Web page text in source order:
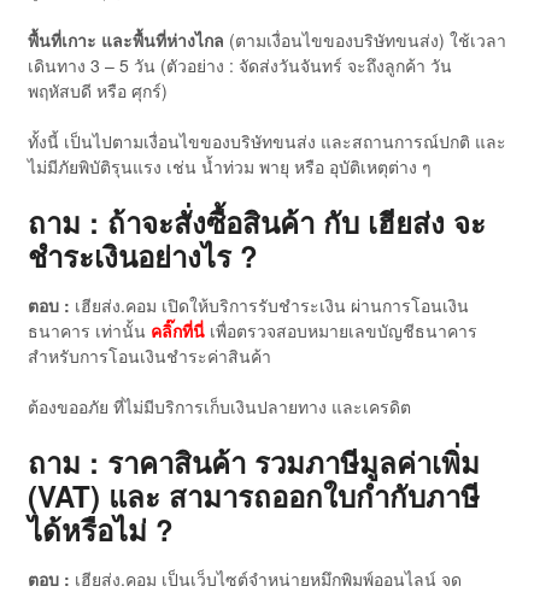
พื้นที่เกาะ และพื้นที่ห่างไกล (ตามเงื่อนไขของบริษัทขนส่ง) ใช้เวลา
เดินทาง 3 – 5 วัน (ตัวอย่าง : จัดส่งวันจันทร์ จะถึงลูกค้า วัน
พฤหัสบดี หรือ ศุกร์)
ทั้งนี้ เป็นไปตามเงื่อนไขของบริษัทขนส่ง และสถานการณ์ปกติ และ
ไม่มีภัยพิบัติรุนแรง เช่น น้ำท่วม พายุ หรือ อุบัติเหตุต่าง ๆ
ถาม : ถ้าจะสั่งซื้อสินค้า กับ เฮียส่ง จะ
ชำระเงินอย่างไร ?
ตอบ : เฮียส่ง.คอม เปิดให้บริการรับชำระเงิน ผ่านการโอนเงิน
ธนาคาร เท่านั้น คลิ๊กที่นี่เพื่อตรวจสอบหมายเลขบัญชีธนาคาร
สำหรับการโอนเงินชำระค่าสินค้า
ต้องขออภัย ที่ไม่มีบริการเก็บเงินปลายทาง และเครดิต
ถาม : ราคาสินค้า รวมภาษีมูลค่าเพิ่ม
(VAT) และ สามารถออกใบกำกับภาษี
ได้หรือไม่ ?
ตอบ : เฮียส่ง.คอม เป็นเว็บไซต์จำหน่ายหมึกพิมพ์ออนไลน์ จด